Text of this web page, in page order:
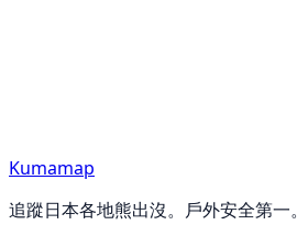
Kumamap
追蹤日本各地熊出沒。戶外安全第一。